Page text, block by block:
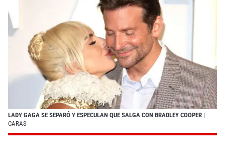
LADY GAGA SE SEPARÓ Y ESPECULAN QUE SALGA CON BRADLEY COOPER |
CARAS